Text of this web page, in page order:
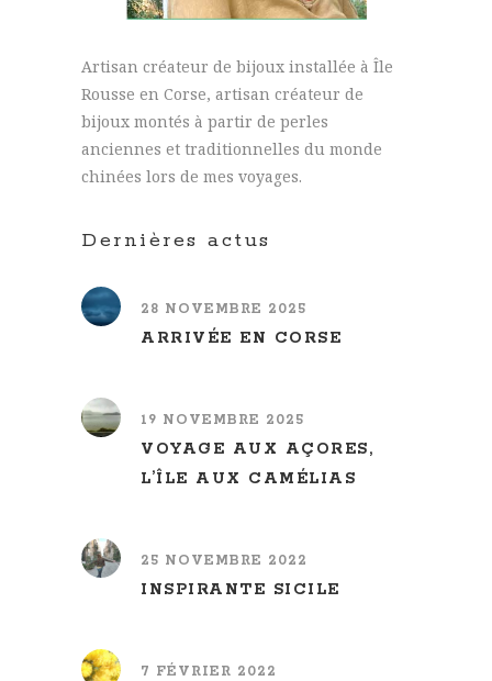
Artisan créateur de bijoux installée à Île
Rousse en Corse, artisan créateur de
bijoux montés à partir de perles
anciennes et traditionnelles du monde
chinées lors de mes voyages.
Dernières actus
28 NOVEMBRE 2025
ARRIVÉE EN CORSE
19 NOVEMBRE 2025
VOYAGE AUX AÇORES,
L’ÎLE AUX CAMÉLIAS
25 NOVEMBRE 2022
INSPIRANTE SICILE
7 FÉVRIER 2022